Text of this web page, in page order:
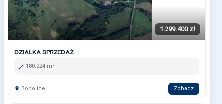
1.299.400 zł
DZIAŁKA SPRZEDAŻ
180.224 m²
Bobolice Zobacz